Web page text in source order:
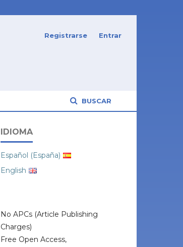
BUSCAR
Registrarse Entrar
IDIOMA
Español (España)
English
No APCs (Article Publishing
Charges)
Free Open Access,